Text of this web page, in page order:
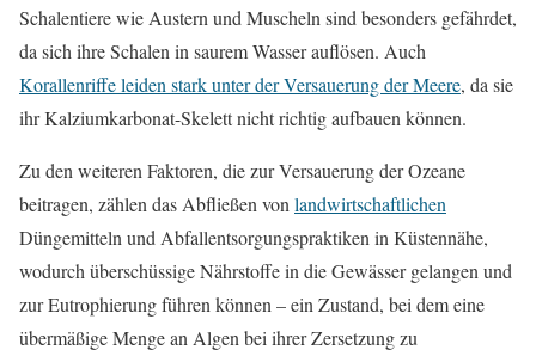
Schalentiere wie Austern und Muscheln sind besonders gefährdet,
da sich ihre Schalen in saurem Wasser auflösen. Auch
Korallenriffe leiden stark unter der Versauerung der Meere, da sie
ihr Kalziumkarbonat-Skelett nicht richtig aufbauen können.
Zu den weiteren Faktoren, die zur Versauerung der Ozeane
beitragen, zählen das Abfließen von landwirtschaftlichen
Düngemitteln und Abfallentsorgungspraktiken in Küstennähe,
wodurch überschüssige Nährstoffe in die Gewässer gelangen und
zur Eutrophierung führen können – ein Zustand, bei dem eine
übermäßige Menge an Algen bei ihrer Zersetzung zu